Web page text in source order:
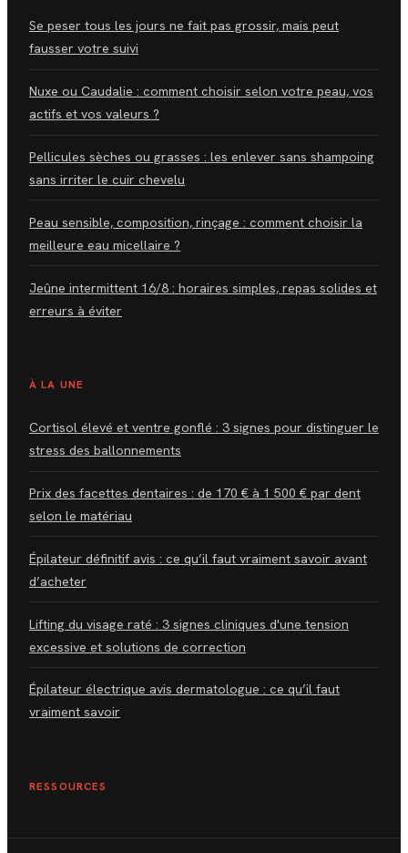
Se peser tous les jours ne fait pas grossir, mais peut
fausser votre suivi
Nuxe ou Caudalie : comment choisir selon votre peau, vos
actifs et vos valeurs ?
Pellicules sèches ou grasses : les enlever sans shampoing
sans irriter le cuir chevelu
Peau sensible, composition, rinçage : comment choisir la
meilleure eau micellaire ?
Jeûne intermittent 16/8 : horaires simples, repas solides et
erreurs à éviter
À LA UNE
Cortisol élevé et ventre gonflé : 3 signes pour distinguer le
stress des ballonnements
Prix des facettes dentaires : de 170 € à 1 500 € par dent
selon le matériau
Épilateur définitif avis : ce qu’il faut vraiment savoir avant
d’acheter
Lifting du visage raté : 3 signes cliniques d'une tension
excessive et solutions de correction
Épilateur électrique avis dermatologue : ce qu’il faut
vraiment savoir
RESSOURCES